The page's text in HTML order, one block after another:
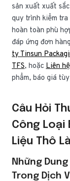
sản xuất xuất
quy trình kiểm
hoàn toàn phù
đáp ứng đơn
ty Tinsun
TFS, hoặc Liên
phẩm, báo giá
Câu Hỏi
Công Loại
Liệu Thô
Những
Trong Dịch